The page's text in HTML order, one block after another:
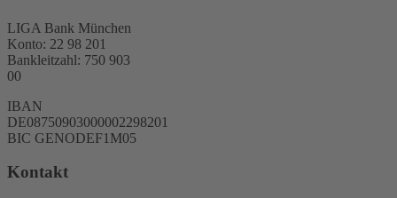
LIGA Bank München
Konto: 22 98 201
Bankleitzahl: 750 903
00
IBAN
DE08750903000002298201
BIC GENODEF1M05
Kontakt